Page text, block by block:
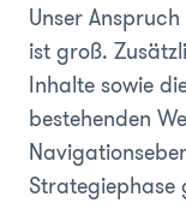
Unser
ist groß.
Inhalte sowie
bestehenden
Strategiephase